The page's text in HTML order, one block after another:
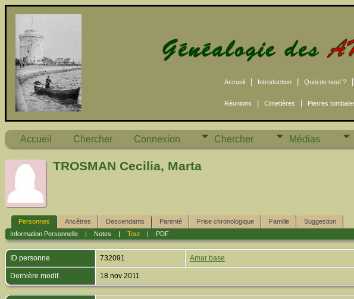
Accueil Introduction Quoi de neuf ?
Réunions Cimetières Pierres
Accueil Chercher Connexion Chercher Médias
TROSMAN Cecilia, Marta
Personnes Ancêtres Descendants Parenté Frise chronologique Famille
Suggestion
Information Personnelle| Notes Tout| PDF
ID personne 732091 Amar base
Dernière modif. 18 nov 2011